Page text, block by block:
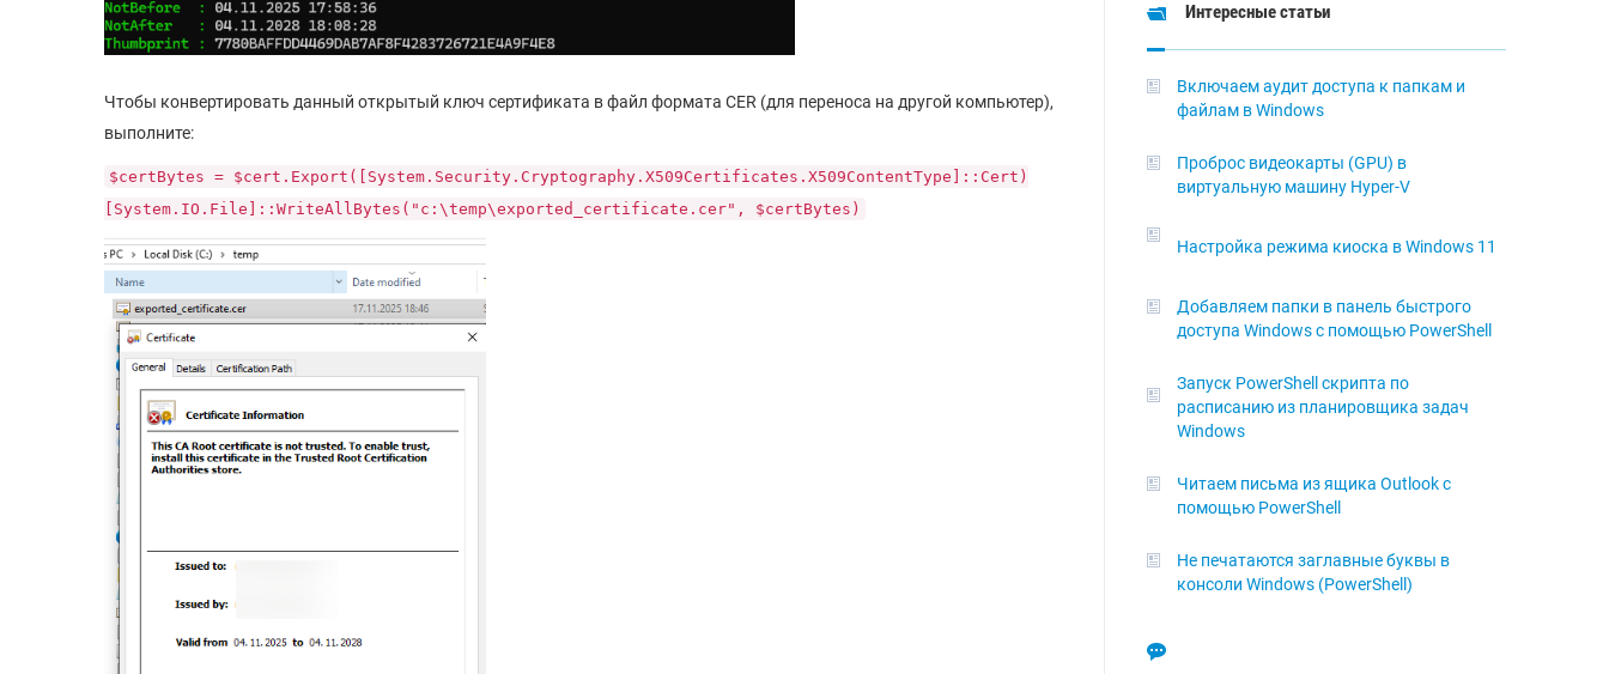
Чтобы конвертировать данный открытый ключ сертификата в файл формата CER (для переноса на другой компьютер),
выполните:
$certBytes = $cert.Export([System.Security.Cryptography.X509Certificates.X509ContentType]::Cert)
[System.IO.File]::WriteAllBytes("c:\temp\exported_certificate.cer", $certBytes)
Интересные статьи
Включаем аудит доступа к папкам и
файлам в Windows
Проброс видеокарты (GPU) в
виртуальную машину Hyper-V
Настройка режима киоска в Windows 11
Добавляем папки в панель быстрого
доступа Windows с помощью PowerShell
Запуск PowerShell скрипта по
расписанию из планировщика задач
Windows
Читаем письма из ящика Outlook с
помощью PowerShell
Не печатаются заглавные буквы в
консоли Windows (PowerShell)